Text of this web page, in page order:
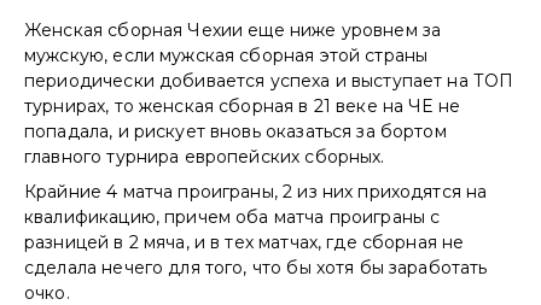
Женская сборная Чехии еще ниже уровнем за
мужскую, если мужская сборная этой страны
периодически добивается успеха и выступает на ТОП
турнирах, то женская сборная в 21 веке на ЧЕ не
попадала, и рискует вновь оказаться за бортом
главного турнира европейских сборных.
Крайние 4 матча проиграны, 2 из них приходятся на
квалификацию, причем оба матча проиграны с
разницей в 2 мяча, и в тех матчах, где сборная не
сделала нечего для того, что бы хотя бы заработать
очко.